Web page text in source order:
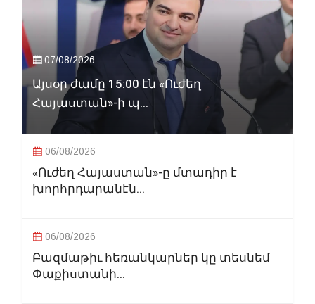
07/08/2026
Այսօր ժամը 15:00 էն «Ուժեղ
Հայաստան»-ի պ...
06/08/2026
«Ուժեղ Հայաստան»-ը մտադիր է
խորհրդարանէն...
06/08/2026
Բազմաթիւ հեռանկարներ կը տեսնեմ
Փաքիստանի...